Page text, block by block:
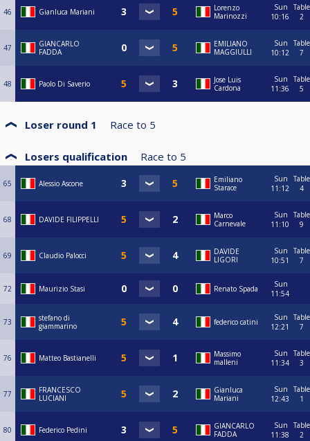
46 Gianluca Mariani
Lorenzo
Marinozzi
Sun
10:16
Table
2
47
GIANCARLO
FADDA
EMILIANO
MAGGIULLI
Sun
10:12
Table
7
48 Paolo Di Saverio
Jose Luis
Cardona
Sun
11:36
Table
5
Loser round 1 Race to 5
Losers qualification Race to 5
65 Alessio Ascone
Emiliano
Starace
Sun
11:12
Table
4
68 DAVIDE FILIPPELLI
Marco
Carnevale
Sun
11:10
Table
9
69 Claudio Palocci
DAVIDE
LIGORI
Sun
10:51
Table
7
72 Maurizio Stasi Renato Spada
Sun
11:54
73
stefano di
giammarino
federico catini
Sun
12:21
Table
7
76 Matteo Bastianelli
Massimo
malleni
Sun
11:34
Table
3
77
FRANCESCO
LUCIANI
Gianluca
Mariani
Sun
12:43
Table
1
80 Federico Pedini
GIANCARLO
FADDA
Sun
11:38
Table
2